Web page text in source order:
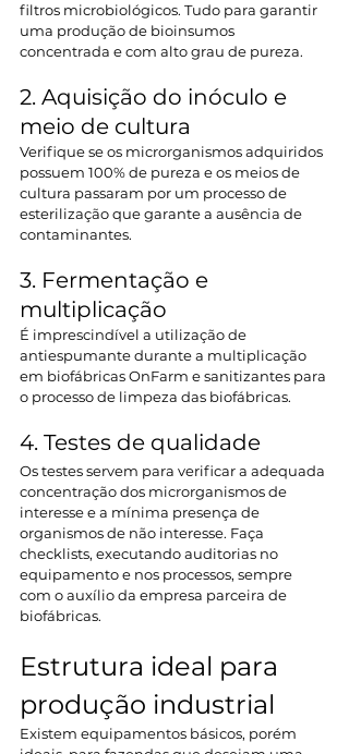
filtros microbiológicos. Tudo para garantir
uma produção de bioinsumos
concentrada e com alto grau de pureza.
2. Aquisição do inóculo e
meio de cultura
Verifique se os microrganismos adquiridos
possuem 100% de pureza e os meios de
cultura passaram por um processo de
esterilização que garante a ausência de
contaminantes.
3. Fermentação e
multiplicação
É imprescindível a utilização de
antiespumante durante a multiplicação
em biofábricas OnFarm e sanitizantes para
o processo de limpeza das biofábricas.
4. Testes de qualidade
Os testes servem para verificar a adequada
concentração dos microrganismos de
interesse e a mínima presença de
organismos de não interesse. Faça
checklists, executando auditorias no
equipamento e nos processos, sempre
com o auxílio da empresa parceira de
biofábricas.
Estrutura ideal para
produção industrial
Existem equipamentos básicos, porém